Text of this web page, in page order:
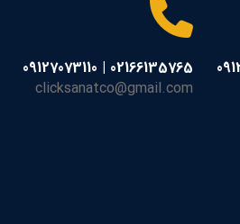
02166135765 | 09127073110
clicksanatco@gmail.com